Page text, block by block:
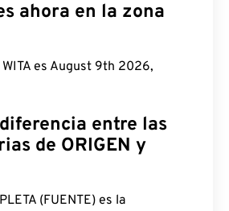
ahora en la zona
es August 9th 2026,
entre las
de ORIGEN y
(FUENTE) es la